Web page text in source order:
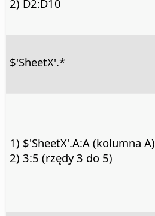
2) D2:D10
$'SheetX'.*
1) $'SheetX'.A:A (kolumna A)
2) 3:5 (rzędy 3 do 5)